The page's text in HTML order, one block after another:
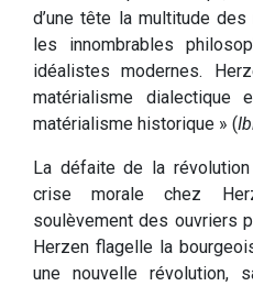
d’une tête la multitude
les innombrables
idéalistes modernes.
matérialisme dialectique
matérialisme historique » (
La défaite de la
crise morale chez
soulèvement des ouvriers
Herzen flagelle la
une nouvelle révolution,